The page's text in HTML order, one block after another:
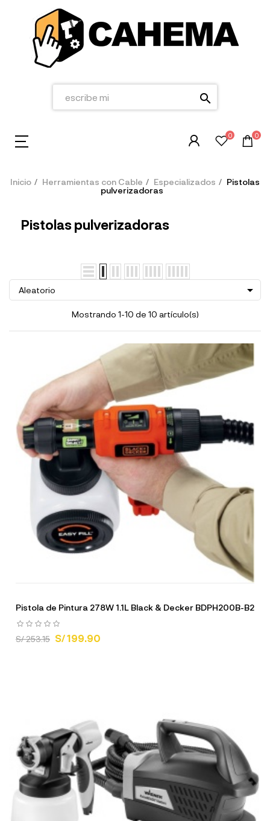
search
0 0
Inicio Herramientas con Cable Especializados
Pistolas
pulverizadoras
Pistolas pulverizadoras
Aleatorio 
Mostrando 1-10 de 10 artículo(s)
Pistola de Pintura 278W 1.1L Black & Decker BDPH200B-B2
S/ 253.15 S/ 199.90